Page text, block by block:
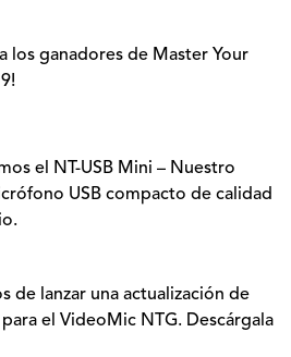
los ganadores de Master Your
el NT-USB Mini – Nuestro
USB compacto de calidad
de lanzar una actualización de
el VideoMic NTG. Descárgala